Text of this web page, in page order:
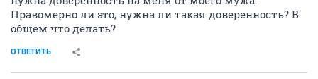
Правомерно ли это, нужна ли такая доверенность? В
общем что делать?
ОТВЕТИТЬ